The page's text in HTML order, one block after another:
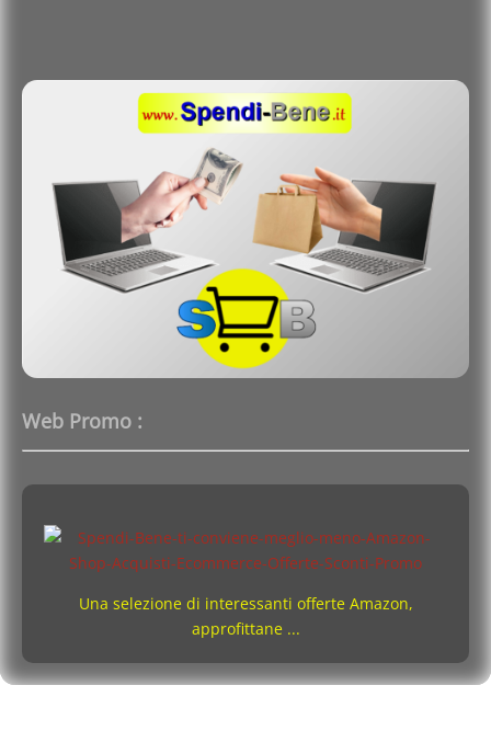
Web Promo :
Una selezione di interessanti offerte Amazon,
approfittane ...